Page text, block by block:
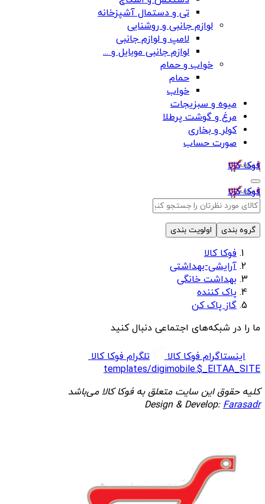
تی و دستمال آشپزخانه
لوازم جانبی و روشنایی
لامپ و لوازم جانبی
لوازم جانبی موبایل و ...
خواب و حمام
حمام
خواب
میوه و سبزیجات
مرغ و گوشت پرطلا
کولر و بخاری
صورت حساب
فوکا کالا
فوکا کالا
گروه بندی اولویت بندی
فوکا کالا
آرایشی-بهداشتی
بهداشت خانگی
پاک کننده
گاز پاک کن
ما را در شبکه‌های اجتماعی دنبال کنید
اینستاگرام فوکا کالا
تلگرام فوکا کالا
templates/digimobile.$_EITAA_SITE
کلیه حقوق این سایت متعلق به فوکا کالا می‌باشد
Design & Develop:Farasadr